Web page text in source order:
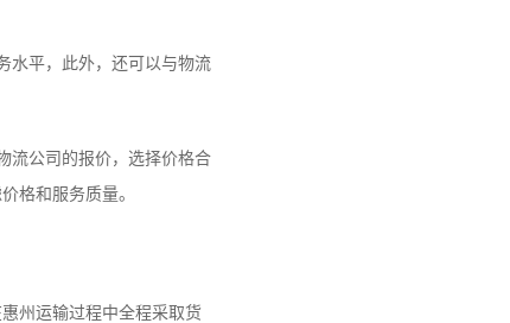
平，此外，还可以与物流
公司的报价，选择价格合
格和服务质量。
州运输过程中全程采取货